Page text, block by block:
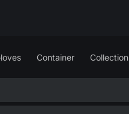
Container Collection